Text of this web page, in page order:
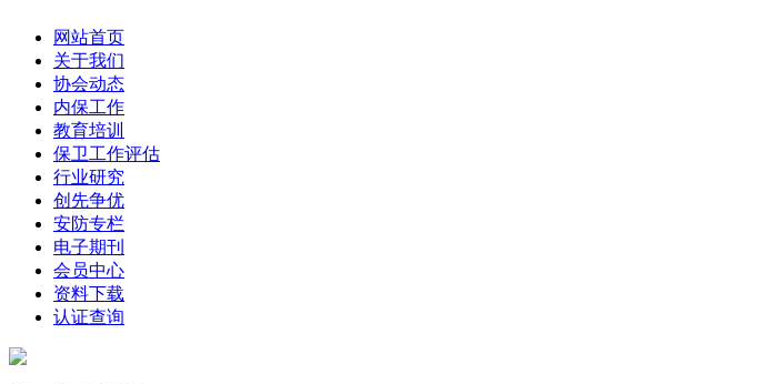
网站首页
关于我们
协会动态
内保工作
教育培训
保卫工作评估
行业研究
创先争优
安防专栏
电子期刊
会员中心
资料下载
认证查询